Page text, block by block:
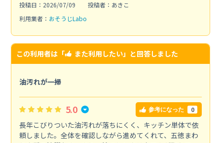
投稿日：2026/07/09
投稿者：あきこ
利用業者： おそうじLabo
この利用者は「 また利用したい」と回答しました
油汚れが一掃
5.0 参考になった 0
長年こびりついた油汚れが落ちにくく、キッチン単体で依
頼しました。全体を確認しながら進めてくれて、五徳まわ